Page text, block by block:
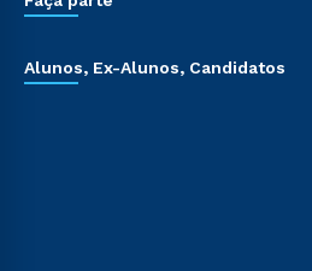
Alunos, Ex-Alunos, Candidatos